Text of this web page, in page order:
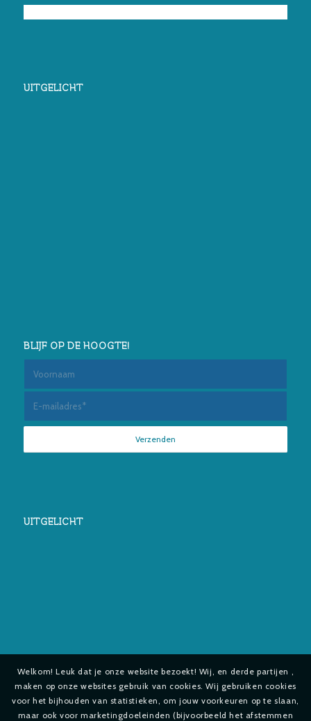
UITGELICHT
BLIJF OP DE HOOGTE!
UITGELICHT
Welkom! Leuk dat je onze website bezoekt! Wij, en derde partijen ,
maken op onze websites gebruik van cookies. Wij gebruiken cookies
voor het bijhouden van statistieken, om jouw voorkeuren op te slaan,
maar ook voor marketingdoeleinden (bijvoorbeeld het afstemmen